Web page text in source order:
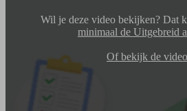
Wil je deze video bekijken? Dat
minimaal de Uitgebreid
Of bekijk de